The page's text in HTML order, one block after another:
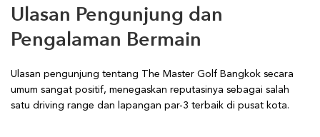
Ulasan Pengunjung dan
Pengalaman Bermain
Ulasan pengunjung tentang The Master Golf Bangkok secara
umum sangat positif, menegaskan reputasinya sebagai salah
satu driving range dan lapangan par-3 terbaik di pusat kota.